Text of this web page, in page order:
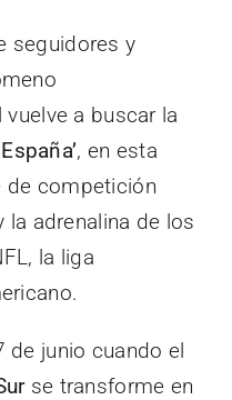
seguidores y
a buscar la
, en esta
de competición
la adrenalina de los
la liga
de junio cuando el
se transforme en